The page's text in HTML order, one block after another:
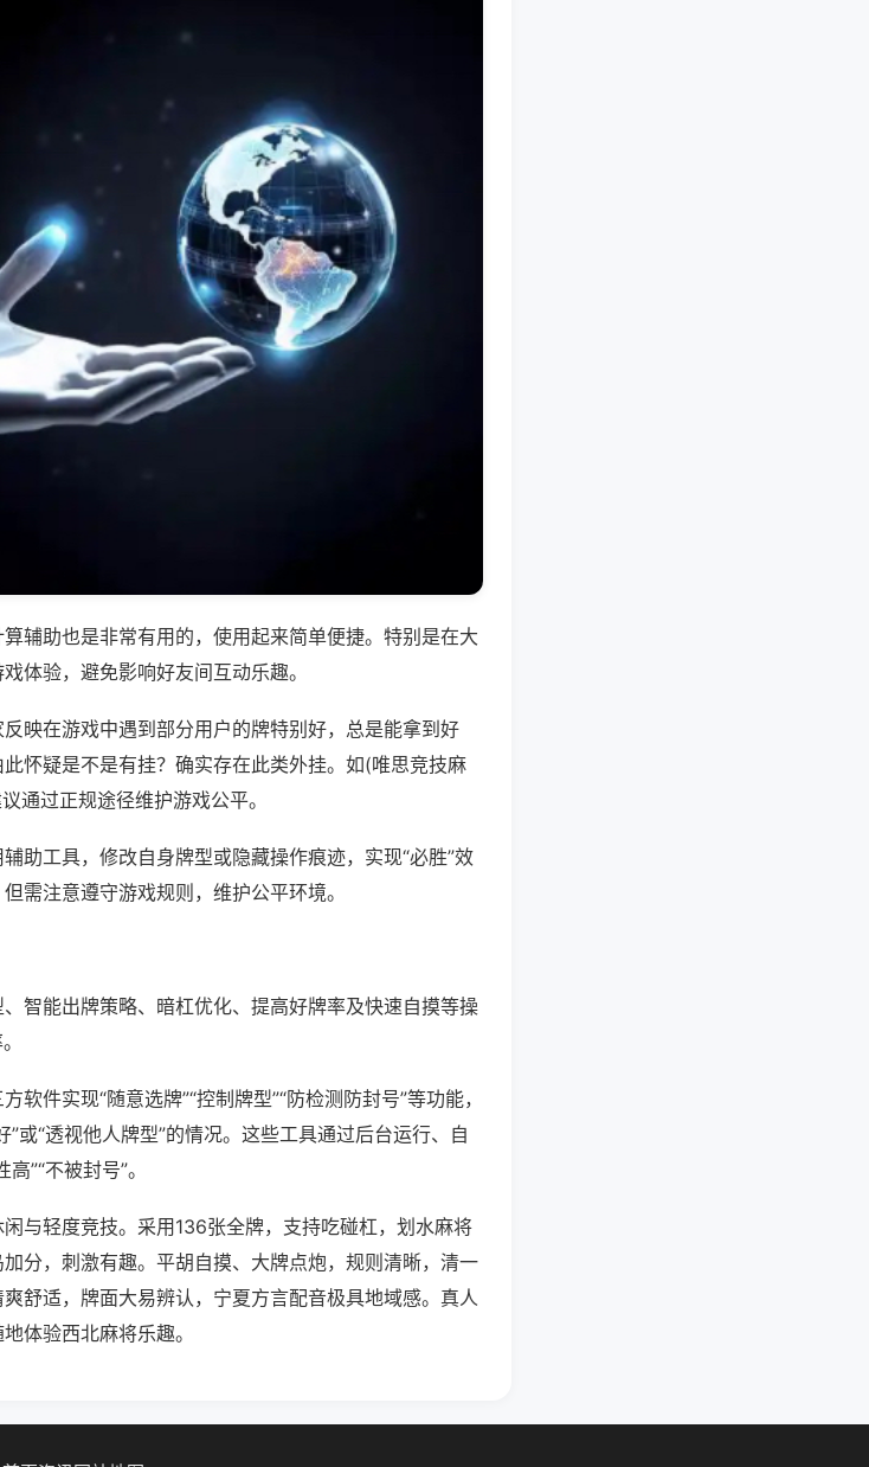
辅助也是非常有用的，使用起来简单便捷。特别是在大
体验，避免影响好友间互动乐趣。
映在游戏中遇到部分用户的牌特别好，总是能拿到好
怀疑是不是有挂？确实存在此类外挂。如(唯思竞技麻
通过正规途径维护游戏公平。
助工具，修改自身牌型或隐藏操作痕迹，实现“必胜”效
需注意遵守游戏规则，维护公平环境。
智能出牌策略、暗杠优化、提高好牌率及快速自摸等操
件实现“随意选牌”“控制牌型”“防检测防封号”等功能，
或“透视他人牌型”的情况。这些工具通过后台运行、自
”“不被封号”。
与轻度竞技。采用136张全牌，支持吃碰杠，划水麻将
分，刺激有趣。平胡自摸、大牌点炮，规则清晰，清一
舒适，牌面大易辨认，宁夏方言配音极具地域感。真人
体验西北麻将乐趣。